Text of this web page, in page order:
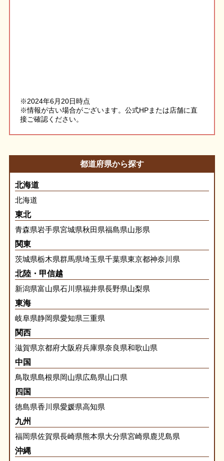
※2024年6月20日時点
※情報が古い場合がございます。公式HPまたは店舗に直
接ご確認ください。
都道府県から探す
北海道
北海道
東北
青森県岩手県宮城県秋田県福島県山形県
関東
茨城県栃木県群馬県埼玉県千葉県東京都神奈川県
北陸・甲信越
新潟県富山県石川県福井県長野県山梨県
東海
岐阜県静岡県愛知県三重県
関西
滋賀県京都府大阪府兵庫県奈良県和歌山県
中国
鳥取県島根県岡山県広島県山口県
四国
徳島県香川県愛媛県高知県
九州
福岡県佐賀県長崎県熊本県大分県宮崎県鹿児島県
沖縄